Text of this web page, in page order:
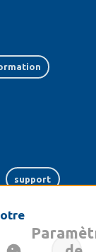
support